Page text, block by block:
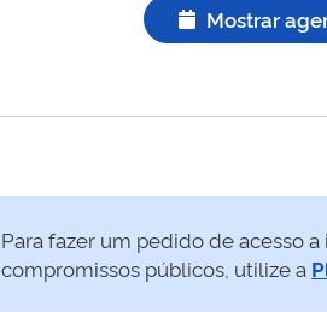
Mostrar
Para fazer um pedido de acesso
compromissos públicos, utilize a